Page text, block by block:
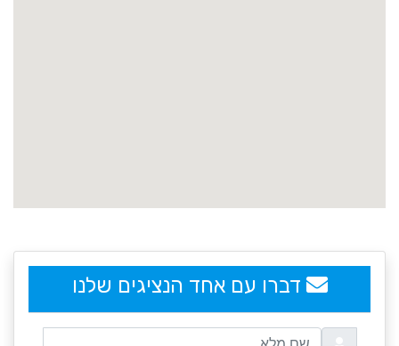
דברו עם אחד הנציגים שלנו